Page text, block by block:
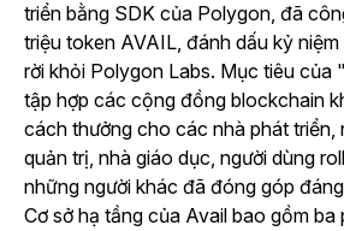
triển bằng SDK của Polygon, đã
triệu token AVAIL, đánh dấu kỷ
rời khỏi Polygon Labs. Mục tiêu của
tập hợp các cộng đồng blockchain
cách thưởng cho các nhà phát triển,
quản trị, nhà giáo dục, người dùng
những người khác đã đóng góp
Cơ sở hạ tầng của Avail bao gồm